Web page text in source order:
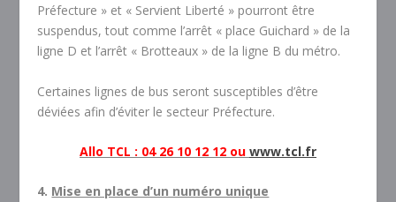
Préfecture » et « Servient Liberté » pourront être
suspendus, tout comme l’arrêt « place Guichard » de la
ligne D et l’arrêt « Brotteaux » de la ligne B du métro.
Certaines lignes de bus seront susceptibles d’être
déviées afin d’éviter le secteur Préfecture.
Allo TCL : 04 26 10 12 12 ou www.tcl.fr
4. Mise en place d’un numéro unique